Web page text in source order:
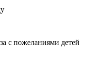
с пожеланиями детей